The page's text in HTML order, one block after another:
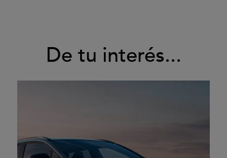
De tu interés...